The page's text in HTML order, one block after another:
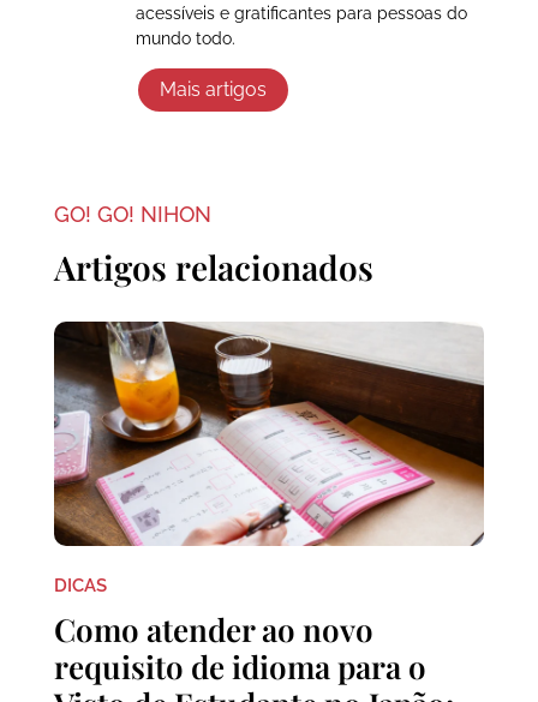
acessíveis e gratificantes para pessoas do
mundo todo.
Mais artigos
GO! GO! NIHON
Artigos relacionados
DICAS
Como atender ao novo
requisito de idioma para o